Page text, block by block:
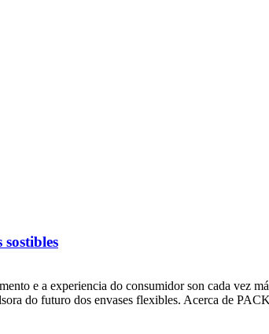
e a experiencia do consumidor son cada vez
do futuro dos envases flexibles. Acerca de